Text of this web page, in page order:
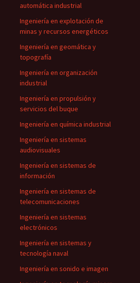
automática industrial
Ingeniería en explotación de
minas y recursos energéticos
Ingeniería en geomática y
topografía
Ingeniería en organización
industrial
Ingeniería en propulsión y
servicios del buque
Ingeniería en química industrial
Ingeniería en sistemas
audiovisuales
Ingeniería en sistemas de
información
Ingeniería en sistemas de
telecomunicaciones
Ingeniería en sistemas
electrónicos
Ingeniería en sistemas y
tecnología naval
Ingeniería en sonido e imagen